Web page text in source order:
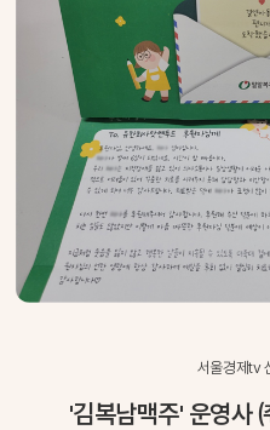
서울경제tv
'김복남맥주' 운영사